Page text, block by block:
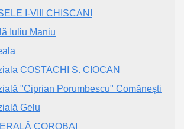
I-VIII CHISCANI
Iuliu Maniu
COSTACHI S. CIOCAN
"Ciprian Porumbescu" Comăneşti
Gelu
COROBAI